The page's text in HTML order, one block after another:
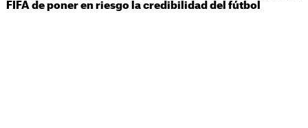
FIFA de poner en riesgo la credibilidad del fútbol